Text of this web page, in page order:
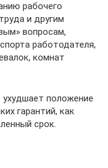
рабочего
и другим
вопросам,
работодателя,
комнат
положение
гарантий, как
срок.